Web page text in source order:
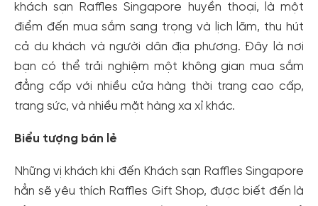
khách sạn Raffles Singapore huyền thoại, là một
điểm đến mua sắm sang trọng và lịch lãm, thu hút
cả du khách và người dân địa phương. Đây là nơi
bạn có thể trải nghiệm một không gian mua sắm
đẳng cấp với nhiều cửa hàng thời trang cao cấp,
trang sức, và nhiều mặt hàng xa xỉ khác.
Biểu tượng bán lẻ
Những vị khách khi đến Khách sạn Raffles Singapore
hẳn sẽ yêu thích Raffles Gift Shop, được biết đến là